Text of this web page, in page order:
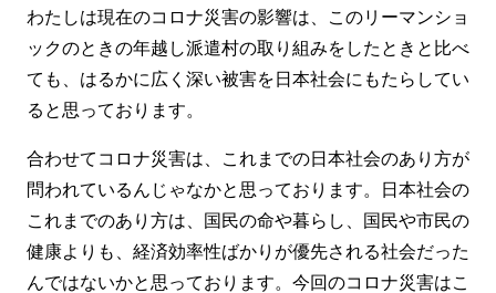
わたしは現在のコロナ災害の影響は、このリーマンショ
ックのときの年越し派遣村の取り組みをしたときと比べ
ても、はるかに広く深い被害を日本社会にもたらしてい
ると思っております。
合わせてコロナ災害は、これまでの日本社会のあり方が
問われているんじゃなかと思っております。日本社会の
これまでのあり方は、国民の命や暮らし、国民や市民の
健康よりも、経済効率性ばかりが優先される社会だった
んではないかと思っております。今回のコロナ災害はこ